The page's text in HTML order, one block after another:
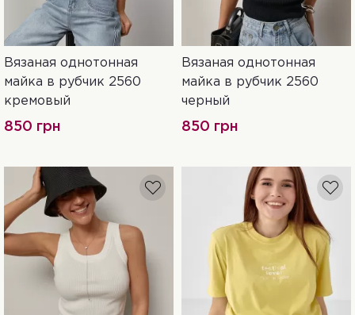
One Size
Вязаная однотонная
майка в рубчик 2560
кремовый
850 грн
One Size
Вязаная однотонная
майка в рубчик 2560
черный
850 грн